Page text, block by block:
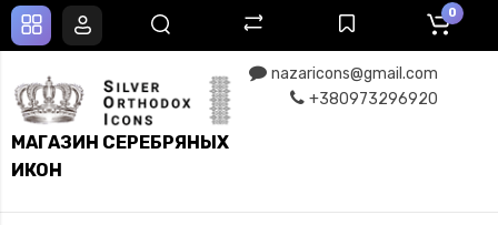
МАГАЗИН СЕРЕБРЯНЫХ
ИКОН
nazaricons@gmail.com
+380973296920
0